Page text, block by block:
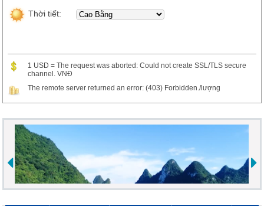
Thời tiết:
1 USD = The request was aborted: Could not create SSL/TLS secure
channel. VNĐ
The remote server returned an error: (403) Forbidden./lượng